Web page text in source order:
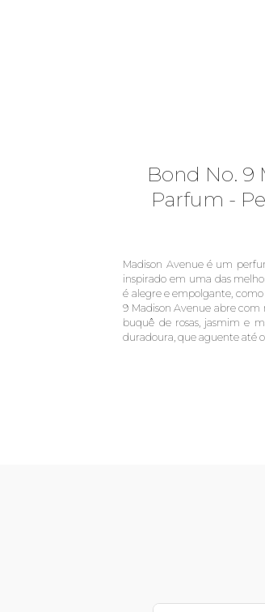
Bond No. 9
Parfum -
Madison Avenue é um
inspirado em uma das
é alegre e empolgante,
9 Madison Avenue abre
buquê de rosas, jasmim e
duradoura, que aguente até